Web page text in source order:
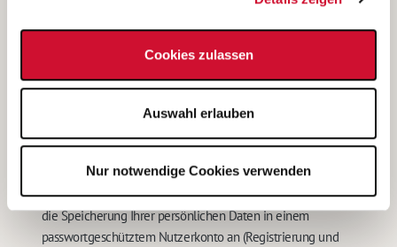
Cookies zulassen
Auswahl erlauben
Nur notwendige Cookies verwenden
Kontaktdaten widerrufen. In diesem Falle werden meine
personenbezogenen Daten sowohl auf den IT-Systemen des
Betreibers, als auch bei der für das Stellenangebot
Eine weitere Bearbeitung meiner Bewerbung ist in diesem Fall
nicht möglich.*
Mit dem Abschicken Ihrer Online-Bewerbung bieten wir Ihnen
die Speicherung Ihrer persönlichen Daten in einem
passwortgeschütztem Nutzerkonto an (Registrierung und